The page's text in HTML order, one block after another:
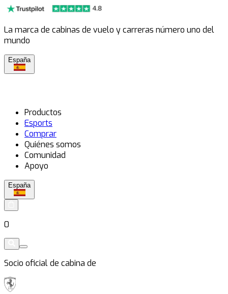
La marca de cabinas de vuelo y carreras número uno del
mundo
España
Productos
Esports
Comprar
Quiénes somos
Comunidad
Apoyo
España
0
Socio oficial de cabina de